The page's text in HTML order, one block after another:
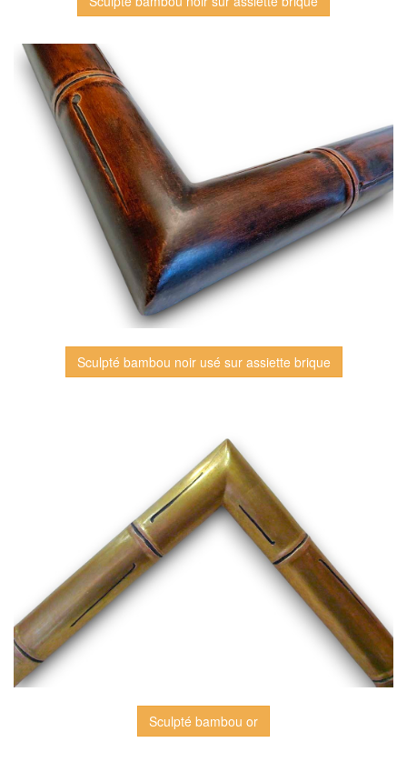
Sculpté bambou noir usé sur assiette brique
Sculpté bambou or